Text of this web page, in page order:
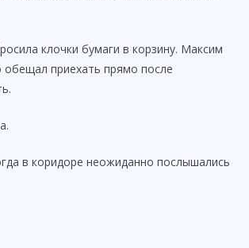
клочки бумаги в корзину. Максим
приехать прямо после
в коридоре неожиданно послышались